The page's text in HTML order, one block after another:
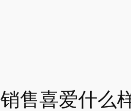
销售喜爱什么